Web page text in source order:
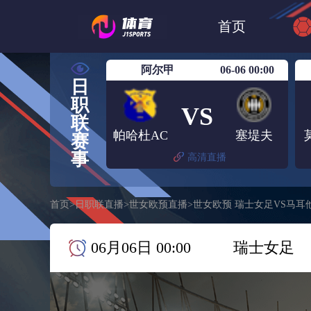
首页
日
日
职
联
赛
事
阿尔甲 06-06 00:00
帕哈杜AC
VS
塞堤夫
高清直播
首页 >日职联直播>世女欧预直播>世女欧预 瑞士女足VS马耳
06月06日 00:00 瑞士女足